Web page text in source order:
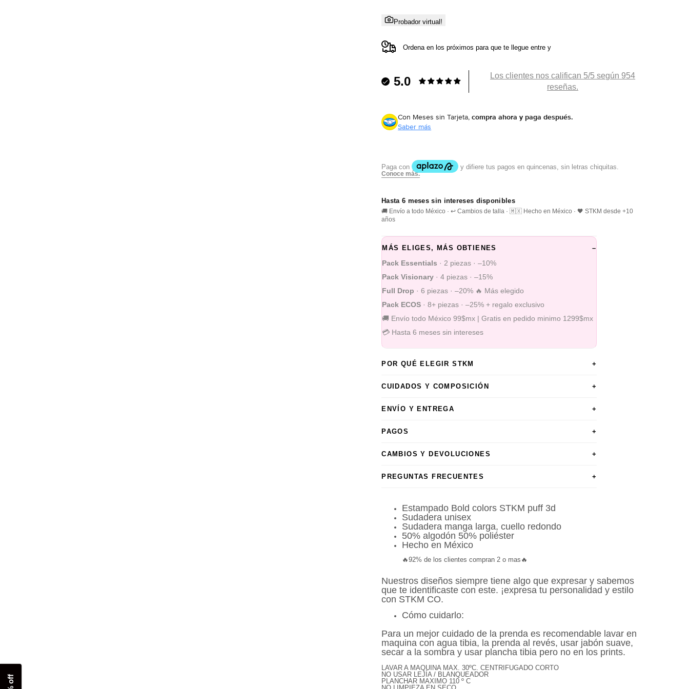
Probador virtual!
Ordena en los próximospara que te llegue entrey
5.0
Los clientes nos califican 5/5 según 954
reseñas.
Con Meses sin Tarjeta,compra ahora y paga después.
Saber más
Hasta 6 meses sin intereses disponibles
🚚 Envío a todo México · ↩️ Cambios de talla · 🇲🇽 Hecho en México · 🖤 STKM desde +10
años
MÁS ELIGES, MÁS OBTIENES –
Pack Essentials · 2 piezas · –10%
Pack Visionary · 4 piezas · –15%
Full Drop · 6 piezas · –20% 🔥 Más elegido
Pack ECOS · 8+ piezas · –25% + regalo exclusivo
🚚 Envío todo México 99$mx | Gratis en pedido minimo 1299$mx
💳 Hasta 6 meses sin intereses
POR QUÉ ELEGIR STKM +
CUIDADOS Y COMPOSICIÓN +
ENVÍO Y ENTREGA +
PAGOS +
CAMBIOS Y DEVOLUCIONES +
PREGUNTAS FRECUENTES +
Estampado Bold colors STKM puff 3d
Sudadera unisex
Sudadera manga larga, cuello redondo
50% algodón 50% poliéster
Hecho en México
🔥92% de los clientes compran 2 o mas🔥
Nuestros diseños siempre tiene algo que expresar y sabemos
que te identificaste con este. ¡expresa tu personalidad y estilo
con STKM CO.
Cómo cuidarlo:
Para un mejor cuidado de la prenda es recomendable lavar en
maquina con agua tibia, la prenda al revés, usar jabón suave,
secar a la sombra y usar plancha tibia pero no en los prints.
LAVAR A MAQUINA MAX. 30ºC. CENTRIFUGADO CORTO
NO USAR LEJÍA / BLANQUEADOR
PLANCHAR MAXIMO 110 º C
Compra ahora y paga a meses sin